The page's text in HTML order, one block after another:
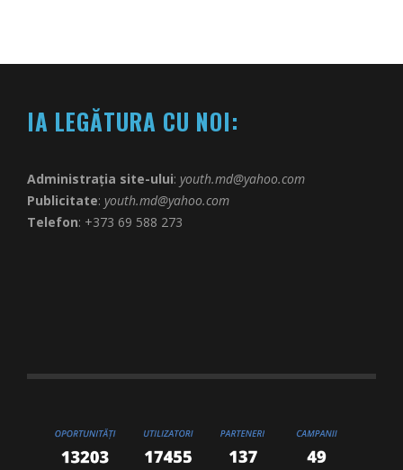
IA LEGĂTURA CU NOI:
Administrația site-ului: youth.md@yahoo.com
Publicitate: youth.md@yahoo.com
Telefon: +373 69 588 273